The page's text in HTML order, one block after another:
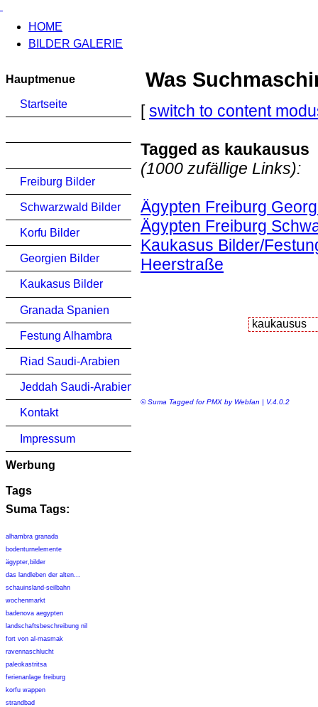
HOME
BILDER GALERIE
Hauptmenue
Startseite
Freiburg Bilder
Schwarzwald Bilder
Korfu Bilder
Georgien Bilder
Kaukasus Bilder
Granada Spanien
Festung Alhambra
Riad Saudi-Arabien
Jeddah Saudi-Arabien
Kontakt
Impressum
Werbung
Tags
Suma Tags:
alhambra granada
bodenturnelemente
ägypter,bilder
das landleben der alten...
schauinsland-seilbahn
wochenmarkt
badenova aegypten
landschaftsbeschreibung nil
fort von al-masmak
ravennaschlucht
paleokastritsa
ferienanlage freiburg
korfu wappen
strandbad
Was
[switch to content
Tagged as kaukausus
(1000 zufällige Links):
Ägypten Freiburg
Ägypten Freiburg
Kaukasus Bilder/
Heerstraße
© Suma Tagged for PMX by Webfan | V.4.0.2